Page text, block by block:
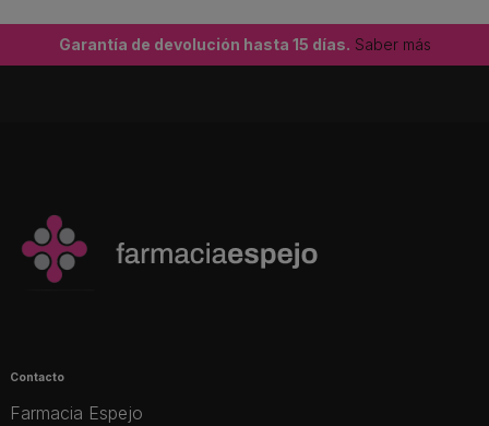
Garantía de devolución hasta 15 días. Saber más
Contacto
Farmacia Espejo